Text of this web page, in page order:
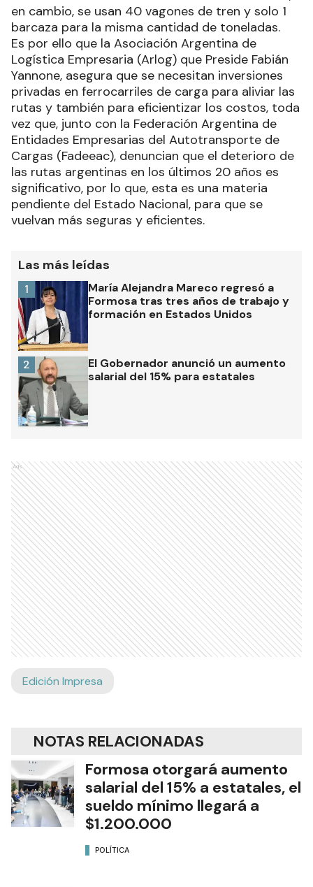
en cambio, se usan 40 vagones de tren y solo 1
barcaza para la misma cantidad de toneladas.
Es por ello que la Asociación Argentina de
Logística Empresaria (Arlog) que Preside Fabián
Yannone, asegura que se necesitan inversiones
privadas en ferrocarriles de carga para aliviar las
rutas y también para eficientizar los costos, toda
vez que, junto con la Federación Argentina de
Entidades Empresarias del Autotransporte de
Cargas (Fadeeac), denuncian que el deterioro de
las rutas argentinas en los últimos 20 años es
significativo, por lo que, esta es una materia
pendiente del Estado Nacional, para que se
vuelvan más seguras y eficientes.
Las más leídas
María Alejandra Mareco regresó a
Formosa tras tres años de trabajo y
formación en Estados Unidos
1
El Gobernador anunció un aumento
salarial del 15% para estatales
2
Ads
Edición Impresa
NOTAS RELACIONADAS
Formosa otorgará aumento
salarial del 15% a estatales, el
sueldo mínimo llegará a
$1.200.000
POLÍTICA